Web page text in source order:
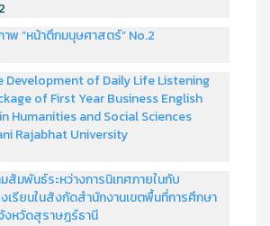
พ “หน้าตึกมนุษศาสตร์” No.2
Development of Daily Life Listening
of First Year Business English
Humanities and Social Sciences
Rajabhat University
สัมพันธ์ระหว่างการนิเทศภายในกับ
เรียนในสังกัดสำนักงานเขตพื้นที่การศึกษา
งหวัดสุราษฎร์ธานี